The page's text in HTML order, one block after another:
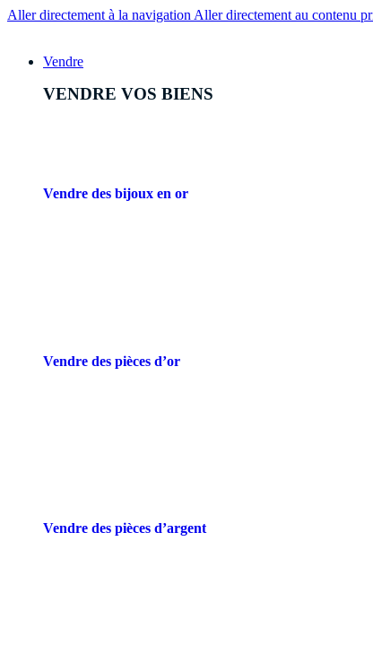
Aller directement à la navigation Aller directement au contenu
Vendre
VENDRE VOS BIENS
Vendre des bijoux en or
Vendre des pièces d’or
Vendre des pièces d’argent